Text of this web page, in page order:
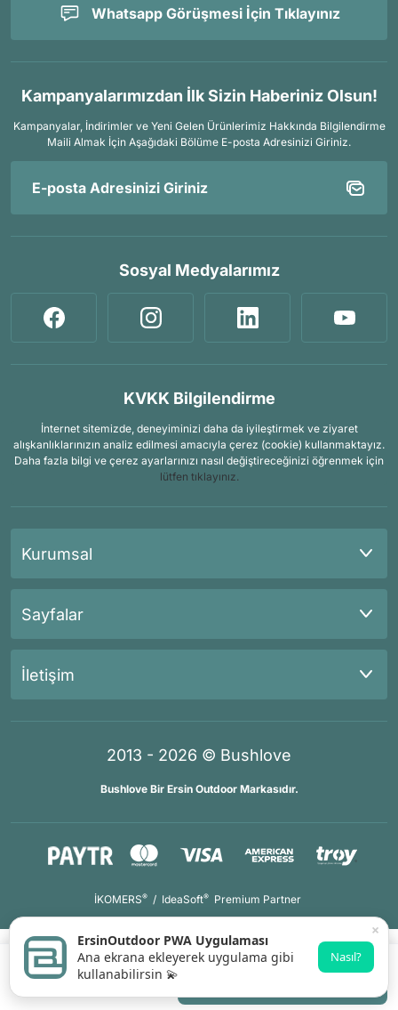
Whatsapp Görüşmesi İçin Tıklayınız
Kampanyalarımızdan İlk Sizin Haberiniz Olsun!
Kampanyalar, İndirimler ve Yeni Gelen Ürünlerimiz Hakkında Bilgilendirme
Maili Almak İçin Aşağıdaki Bölüme E-posta Adresinizi Giriniz.
Sosyal Medyalarımız
KVKK Bilgilendirme
İnternet sitemizde, deneyiminizi daha da iyileştirmek ve ziyaret
alışkanlıklarınızın analiz edilmesi amacıyla çerez (cookie) kullanmaktayız.
Daha fazla bilgi ve çerez ayarlarınızı nasıl değiştireceğinizi öğrenmek için
lütfen tıklayınız.
Kurumsal
Sayfalar
İletişim
2013 - 2026 © Bushlove
Bushlove Bir Ersin Outdoor Markasıdır.
İKOMERS® / IdeaSoft® Premium Partner
×
ErsinOutdoor PWA Uygulaması
Ana ekrana ekleyerek uygulama gibi
kullanabilirsin 💫
Nasıl?